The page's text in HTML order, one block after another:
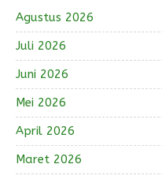
Agustus 2026
Juli 2026
Juni 2026
Mei 2026
April 2026
Maret 2026